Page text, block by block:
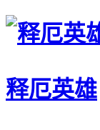
释厄英雄